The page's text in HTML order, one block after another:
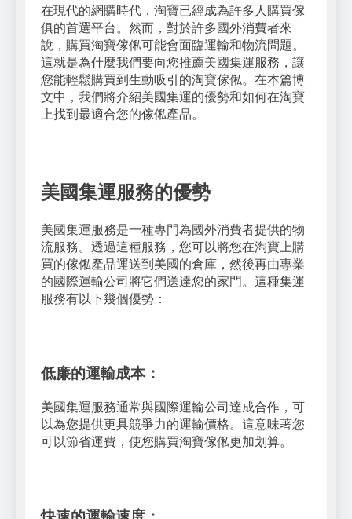
在現代的網購時代，淘寶已經成為許多人購買傢
俱的首選平台。然而，對於許多國外消費者來
說，購買淘寶傢俬可能會面臨運輸和物流問題。
這就是為什麼我們要向您推薦美國集運服務，讓
您能輕鬆購買到生動吸引的淘寶傢俬。在本篇博
文中，我們將介紹美國集運的優勢和如何在淘寶
上找到最適合您的傢俬產品。
美國集運服務的優勢
美國集運服務是一種專門為國外消費者提供的物
流服務。透過這種服務，您可以將您在淘寶上購
買的傢俬產品運送到美國的倉庫，然後再由專業
的國際運輸公司將它們送達您的家門。這種集運
服務有以下幾個優勢：
低廉的運輸成本：
美國集運服務通常與國際運輸公司達成合作，可
以為您提供更具競爭力的運輸價格。這意味著您
可以節省運費，使您購買淘寶傢俬更加划算。